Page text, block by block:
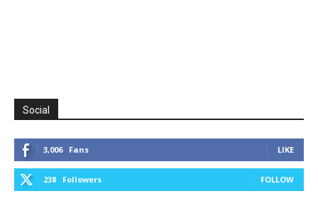
Social
3,006 Fans LIKE
238 Followers FOLLOW